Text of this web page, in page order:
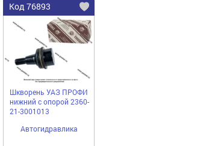
Код 76893
Шкворень УАЗ ПРОФИ
нижний с опорой 2360-
21-3001013
Автогидравлика